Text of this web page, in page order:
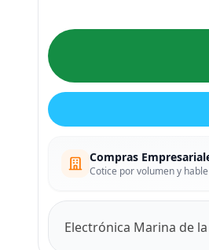
Compras
Cotice por volumen y
Electrónica Marina de la